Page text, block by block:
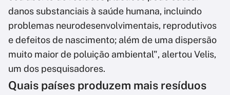
danos substanciais à saúde humana, incluindo
problemas neurodesenvolvimentais, reprodutivos
e defeitos de nascimento; além de uma dispersão
muito maior de poluição ambiental", alertou Velis,
um dos pesquisadores.
Quais países produzem mais resíduos